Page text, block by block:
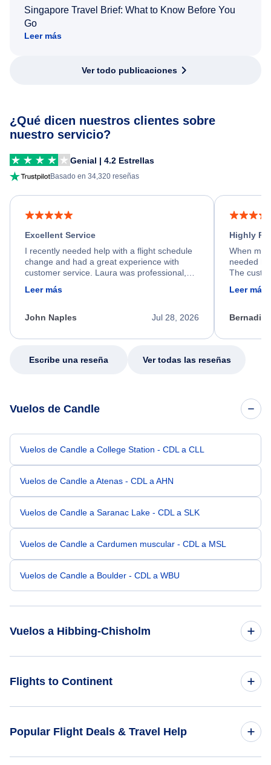
Singapore Travel Brief: What to Know Before You
Go
Leer más
Ver todo publicaciones
¿Qué dicen nuestros clientes sobre
nuestro servicio?
Genial | 4.2 Estrellas
Basado en 34,320 reseñas
Excellent Service
I recently needed help with a flight schedule
change and had a great experience with
customer service. Laura was professional,
friendly, and very helpful throughout the
process. She quickly found a solution and
appreciate her excellent service.
Leer más
Jul 28, 2026
John Naples
Highly
When my
needed
The
calm,
my issue.
Leer más
Escribe una reseña Ver todas las reseñas
Vuelos de Candle
Vuelos de Candle a College Station - CDL a CLL
Vuelos de Candle a Atenas - CDL a AHN
Vuelos de Candle a Saranac Lake - CDL a SLK
Vuelos de Candle a Cardumen muscular - CDL a MSL
Vuelos de Candle a Boulder - CDL a WBU
Vuelos a Hibbing-Chisholm
Vuelos de Scammon Bay a Hibbing-Chisholm - SCM a HIB
Flights to Continent
Popular Flight Deals & Travel Help